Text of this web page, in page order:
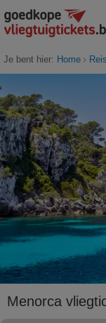
Je bent hier: Home
Menorca